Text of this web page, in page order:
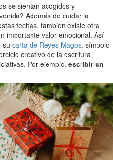
se sientan acogidos y
Además de cuidar la
fechas, también existe otra
importante valor emocional. Así
su carta de Reyes Magos, símbolo
creativo de la escritura
Por ejemplo, escribir un